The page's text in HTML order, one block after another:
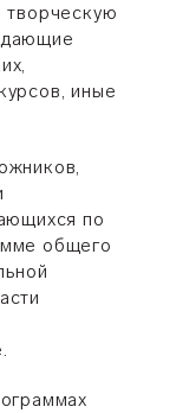
творческую
иные
по
общего